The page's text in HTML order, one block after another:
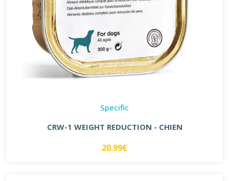
Specific
CRW-1 WEIGHT REDUCTION - CHIEN
20.99€